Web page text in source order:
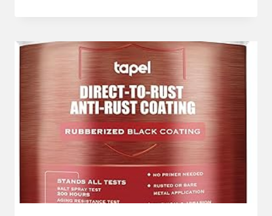
HAFTFÄHIG,
KORROSIONSSCHUTZ
FÜR
DEN
UNTERBODEN
VON
AUTOS,